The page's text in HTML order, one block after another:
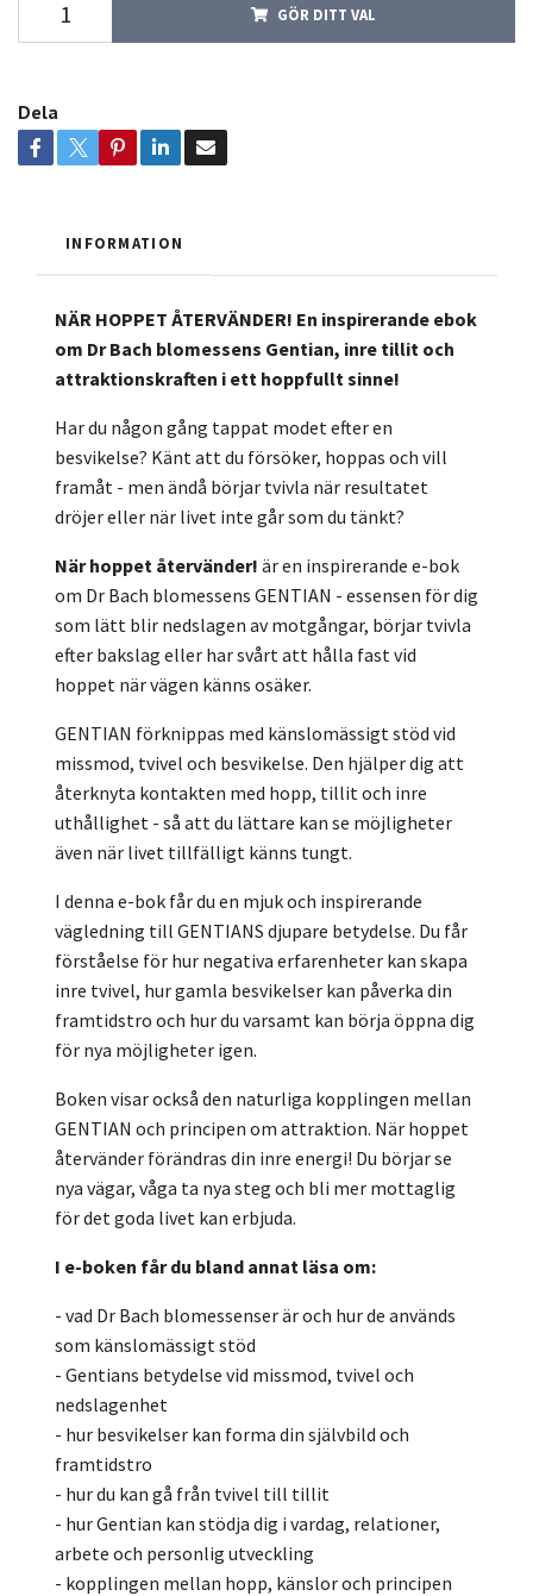
GÖR DITT VAL
Dela
INFORMATION
NÄR HOPPET ÅTERVÄNDER! En inspirerande ebok
om Dr Bach blomessens Gentian, inre tillit och
attraktionskraften i ett hoppfullt sinne!
Har du någon gång tappat modet efter en
besvikelse? Känt att du försöker, hoppas och vill
framåt - men ändå börjar tvivla när resultatet
dröjer eller när livet inte går som du tänkt?
När hoppet återvänder! är en inspirerande e-bok
om Dr Bach blomessens GENTIAN - essensen för dig
som lätt blir nedslagen av motgångar, börjar tvivla
efter bakslag eller har svårt att hålla fast vid
hoppet när vägen känns osäker.
GENTIAN förknippas med känslomässigt stöd vid
missmod, tvivel och besvikelse. Den hjälper dig att
återknyta kontakten med hopp, tillit och inre
uthållighet - så att du lättare kan se möjligheter
även när livet tillfälligt känns tungt.
I denna e-bok får du en mjuk och inspirerande
vägledning till GENTIANS djupare betydelse. Du får
förståelse för hur negativa erfarenheter kan skapa
inre tvivel, hur gamla besvikelser kan påverka din
framtidstro och hur du varsamt kan börja öppna dig
för nya möjligheter igen.
Boken visar också den naturliga kopplingen mellan
GENTIAN och principen om attraktion. När hoppet
återvänder förändras din inre energi! Du börjar se
nya vägar, våga ta nya steg och bli mer mottaglig
för det goda livet kan erbjuda.
I e-boken får du bland annat läsa om:
- vad Dr Bach blomessenser är och hur de används
som känslomässigt stöd
- Gentians betydelse vid missmod, tvivel och
nedslagenhet
- hur besvikelser kan forma din självbild och
framtidstro
- hur du kan gå från tvivel till tillit
- hur Gentian kan stödja dig i vardag, relationer,
arbete och personlig utveckling
- kopplingen mellan hopp, känslor och principen